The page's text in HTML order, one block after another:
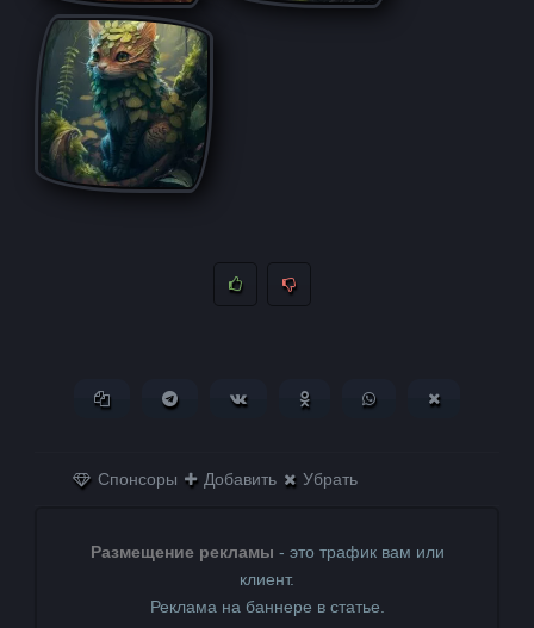
Копировать ссылкуПоделиться в Telegram
Поделиться ВКонтактеПоделиться в
Поделиться в
Спонсоры Добавить Убрать
Размещение рекламы - это трафик вам или
клиент.
Реклама на баннере в статье.